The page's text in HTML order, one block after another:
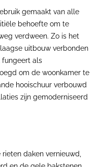
gemaakt van alle
behoefte om te
verdween. Zo is het
uitbouw verbonden
fungeert als
om de woonkamer te
hooischuur verbouwd
zijn gemoderniseerd
daken vernieuwd,